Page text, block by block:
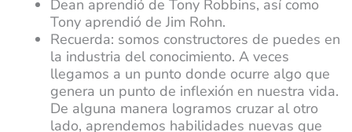
Dean aprendió de Tony Robbins, así como
Tony aprendió de Jim Rohn.
Recuerda: somos constructores de puedes en
la industria del conocimiento. A veces
llegamos a un punto donde ocurre algo que
genera un punto de inflexión en nuestra vida.
De alguna manera logramos cruzar al otro
lado, aprendemos habilidades nuevas que